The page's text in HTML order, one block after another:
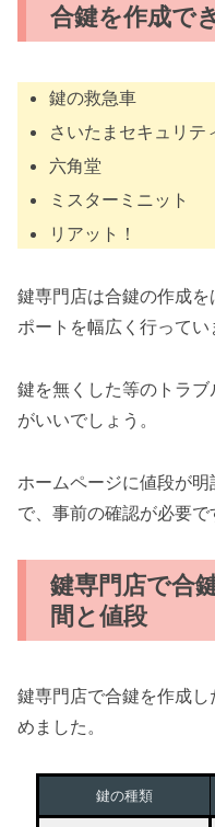
合鍵を作成で
鍵の救急車
さいたまセキュリテ
六角堂
ミスターミニット
リアット！
鍵専門店は合鍵の作成
ポートを幅広く行ってい
鍵を無くした等のトラ
がいいでしょう。
ホームページに値段が
で、事前の確認が必要で
鍵専門店で合
間と値段
鍵専門店で合鍵を作成
めました。
鍵の種類